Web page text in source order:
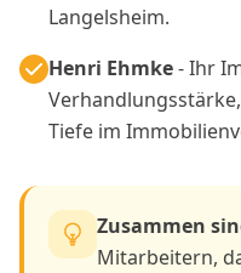
Langelsheim.
Henri Ehmke- Ihr
Tiefe im
Zusammen
Mitarbeitern,